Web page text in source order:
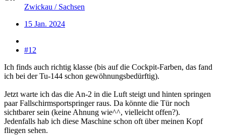
Zwickau / Sachsen
15 Jan. 2024
#12
Ich finds auch richtig klasse (bis auf die Cockpit-Farben, das fand
ich bei der Tu-144 schon gewöhnungsbedürftig).
Jetzt warte ich das die An-2 in die Luft steigt und hinten springen
paar Fallschirmsportspringer raus. Da könnte die Tür noch
sichtbarer sein (keine Ahnung wie^^, vielleicht offen?).
Jedenfalls hab ich diese Maschine schon oft über meinen Kopf
fliegen sehen.